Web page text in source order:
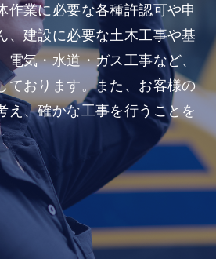
作業に必要な各種許認可や申
、建設に必要な土木工事や基
電気・水道・ガス工事など、
ております。また、お客様の
え、確かな工事を行うことを